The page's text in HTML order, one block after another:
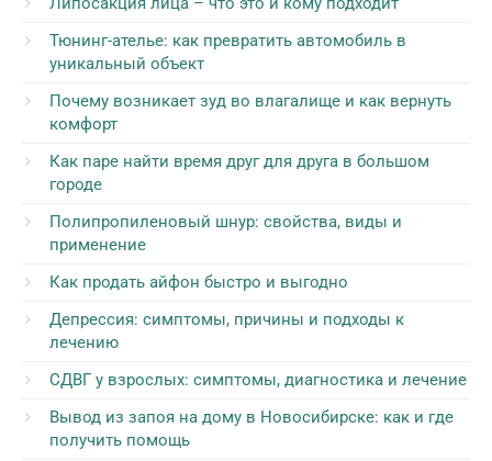
Тюнинг-ателье: как превратить автомобиль в
уникальный объект
Почему возникает зуд во влагалище и как вернуть
комфорт
Как паре найти время друг для друга в большом
городе
Полипропиленовый шнур: свойства, виды и
применение
Как продать айфон быстро и выгодно
Депрессия: симптомы, причины и подходы к
лечению
СДВГ у взрослых: симптомы, диагностика и лечение
Вывод из запоя на дому в Новосибирске: как и где
получить помощь